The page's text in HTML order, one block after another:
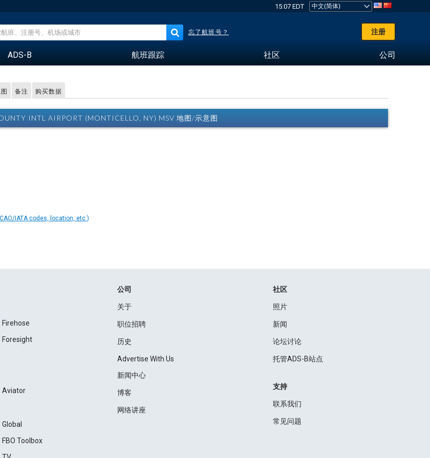
15:07 EDT
忘了航班号？ 注册
ADS-B 航班跟踪 社区 公司
备注 购买数据
INTL AIRPORT (MONTICELLO, NY) MSV 地图/示意图
IATA codes, location, etc.)
Foresight
Aviator
Toolbox
公司
关于
职位招聘
历史
Advertise With Us
新闻中心
博客
网络讲座
社区
照片
新闻
论坛讨论
托管ADS-B站点
支持
联系我们
常见问题